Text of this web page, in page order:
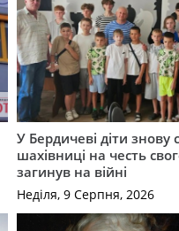
У Бердичеві діти знову
шахівниці на честь
загинув на війні
Неділя, 9 Серпня, 2026